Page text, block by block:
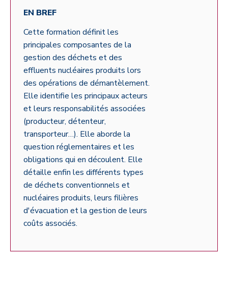
EN BREF
Cette formation définit les
principales composantes de la
gestion des déchets et des
effluents nucléaires produits lors
des opérations de démantèlement.
Elle identifie les principaux acteurs
et leurs responsabilités associées
(producteur, détenteur,
transporteur…). Elle aborde la
question réglementaires et les
obligations qui en découlent. Elle
détaille enfin les différents types
de déchets conventionnels et
nucléaires produits, leurs filières
d'évacuation et la gestion de leurs
coûts associés.